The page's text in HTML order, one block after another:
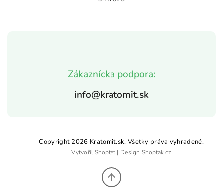
Zákaznícka podpora:
info@kratomit.sk
Copyright 2026 Kratomit.sk. Všetky práva vyhradené.
VytvořilShoptet | Design Shoptak.cz